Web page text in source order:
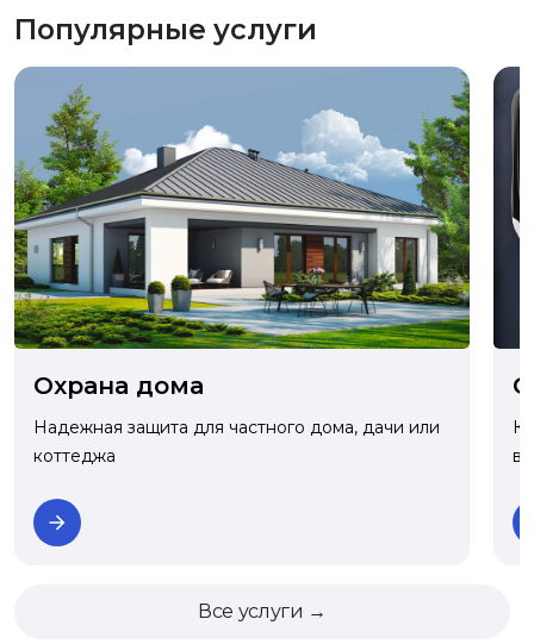
Популярные услуги
Охрана дома
Надежная защита для частного дома, дачи или
коттеджа
Все услуги →